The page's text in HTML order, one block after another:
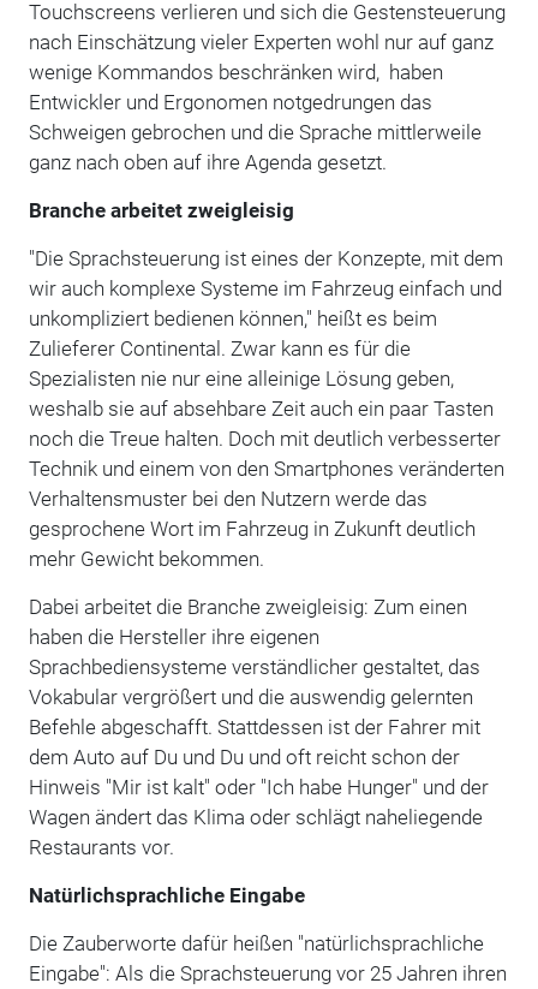
Touchscreens verlieren und sich die Gestensteuerung
nach Einschätzung vieler Experten wohl nur auf ganz
wenige Kommandos beschränken wird, haben
Entwickler und Ergonomen notgedrungen das
Schweigen gebrochen und die Sprache mittlerweile
ganz nach oben auf ihre Agenda gesetzt.
Branche arbeitet zweigleisig
"Die Sprachsteuerung ist eines der Konzepte, mit dem
wir auch komplexe Systeme im Fahrzeug einfach und
unkompliziert bedienen können," heißt es beim
Zulieferer Continental. Zwar kann es für die
Spezialisten nie nur eine alleinige Lösung geben,
weshalb sie auf absehbare Zeit auch ein paar Tasten
noch die Treue halten. Doch mit deutlich verbesserter
Technik und einem von den Smartphones veränderten
Verhaltensmuster bei den Nutzern werde das
gesprochene Wort im Fahrzeug in Zukunft deutlich
mehr Gewicht bekommen.
Dabei arbeitet die Branche zweigleisig: Zum einen
haben die Hersteller ihre eigenen
Sprachbediensysteme verständlicher gestaltet, das
Vokabular vergrößert und die auswendig gelernten
Befehle abgeschafft. Stattdessen ist der Fahrer mit
dem Auto auf Du und Du und oft reicht schon der
Hinweis "Mir ist kalt" oder "Ich habe Hunger" und der
Wagen ändert das Klima oder schlägt naheliegende
Restaurants vor.
Natürlichsprachliche Eingabe
Die Zauberworte dafür heißen "natürlichsprachliche
Eingabe": Als die Sprachsteuerung vor 25 Jahren ihren